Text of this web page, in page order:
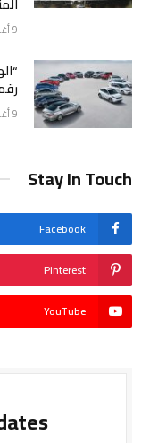
9 أغسطس، 2026
9 أغسطس، 2026
Stay In Touch
Facebook
Pinterest
YouTube